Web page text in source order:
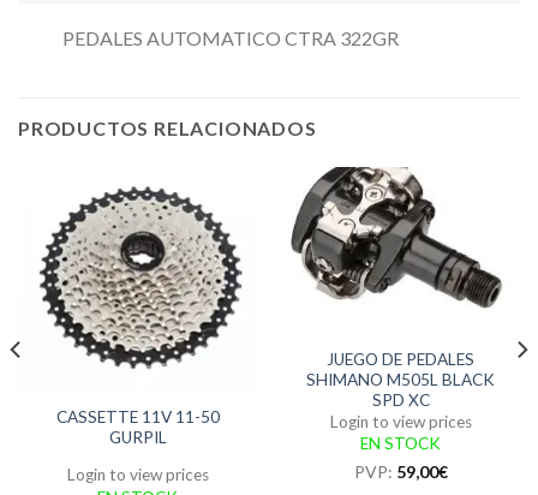
PEDALES AUTOMATICO CTRA 322GR
PRODUCTOS RELACIONADOS
CASSETTE 11V 11-50
GURPIL
Login to view prices
JUEGO DE PEDALES
SHIMANO M505L BLACK
SPD XC
Login to view prices
EN STOCK
PVP: 59,00€